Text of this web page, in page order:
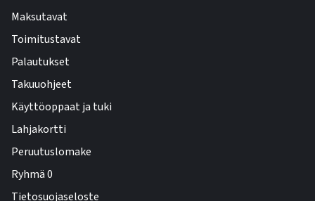
Maksutavat
Toimitustavat
Palautukset
Takuuohjeet
Käyttöoppaat ja tuki
Lahjakortti
Peruutuslomake
Ryhmä 0
Tietosuojaseloste